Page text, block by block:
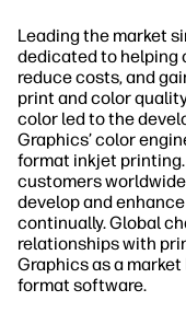
Leading the market
dedicated to helping
reduce costs, and
print and color
color led to the
Graphics’ color
format inkjet
customers
develop and
continually. Global
relationships with
Graphics as a
format software.